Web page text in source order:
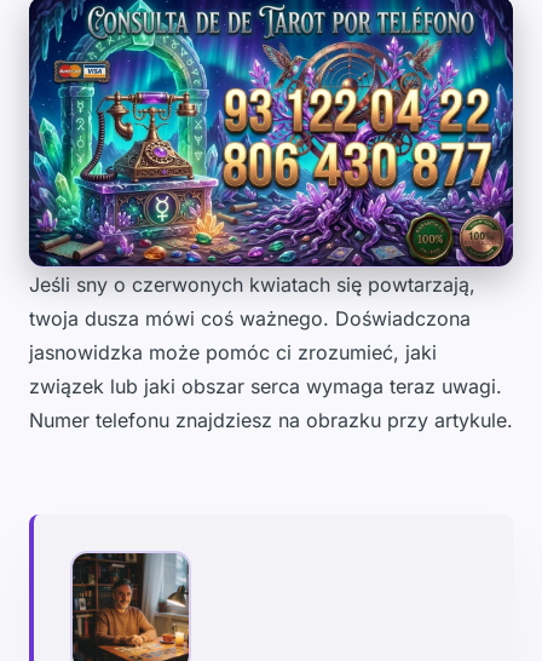
Jeśli sny o czerwonych kwiatach się powtarzają,
twoja dusza mówi coś ważnego. Doświadczona
jasnowidzka może pomóc ci zrozumieć, jaki
związek lub jaki obszar serca wymaga teraz uwagi.
Numer telefonu znajdziesz na obrazku przy artykule.